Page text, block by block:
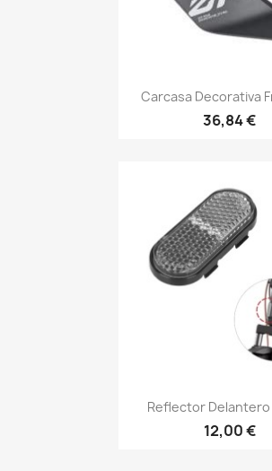
Vista
Carcasa Decorativa
36,84 €
Vista
Reflector Delantero
12,00 €